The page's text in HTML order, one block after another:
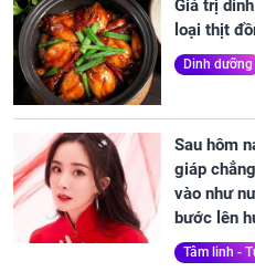
Giá trị
loại thịt
Dinh dưỡng
Sau hôm
giáp
vào như
bước lên
Tâm linh -